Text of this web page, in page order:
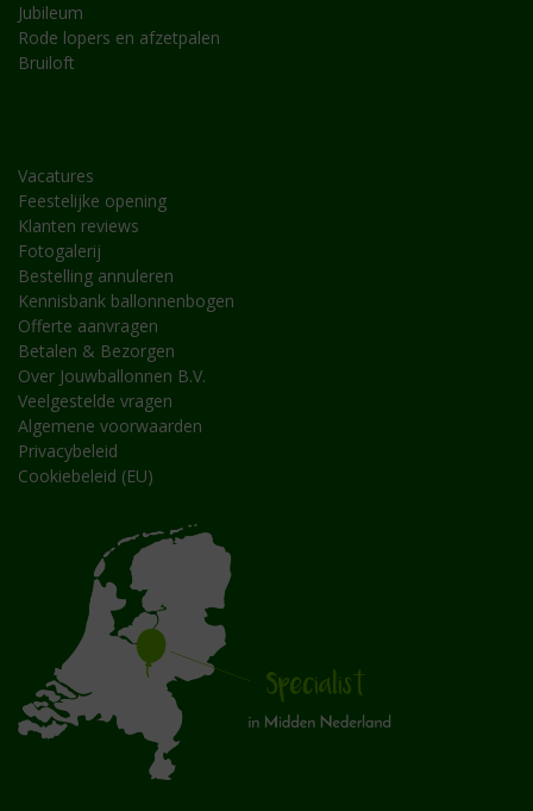
Jubileum
Rode lopers en afzetpalen
Bruiloft
Vacatures
Feestelijke opening
Klanten reviews
Fotogalerij
Bestelling annuleren
Kennisbank ballonnenbogen
Offerte aanvragen
Betalen & Bezorgen
Over Jouwballonnen B.V.
Veelgestelde vragen
Algemene voorwaarden
Privacybeleid
Cookiebeleid (EU)